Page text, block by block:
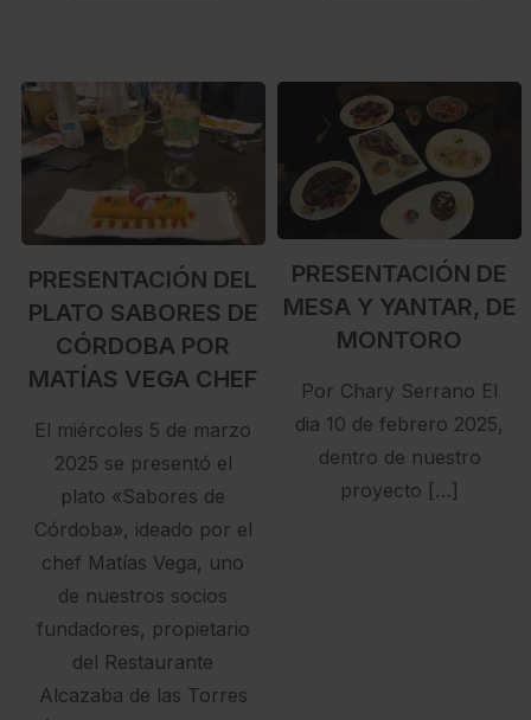
PRESENTACIÓN DEL
PLATO SABORES DE
CÓRDOBA POR
MATÍAS VEGA CHEF
El miércoles 5 de marzo
2025 se presentó el
plato «Sabores de
Córdoba», ideado por el
chef Matías Vega, uno
de nuestros socios
fundadores, propietario
del Restaurante
Alcazaba de las Torres
PRESENTACIÓN DE
MESA Y YANTAR, DE
MONTORO
Por Chary Serrano El
dia 10 de febrero 2025,
dentro de nuestro
proyecto […]